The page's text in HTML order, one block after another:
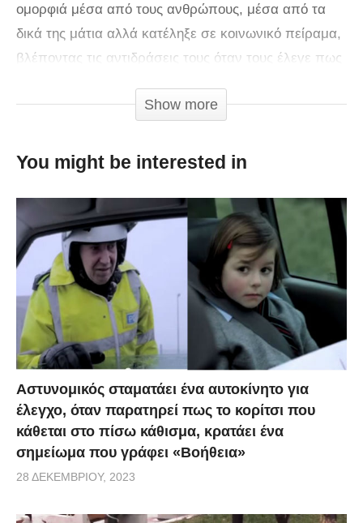
ομορφιά μέσα από τους ανθρώπους, μέσα από τα
δικά της μάτια αλλά κατέληξε σε κοινωνικό πείραμα,
βλέποντας τις αντιδράσεις τους όταν τους έλεγε πως
Show more
You might be interested in
Αστυνομικός σταματάει ένα αυτοκίνητο για
έλεγχο, όταν παρατηρεί πως το κορίτσι που
κάθεται στο πίσω κάθισμα, κρατάει ένα
σημείωμα που γράφει «Βοήθεια»
28 ΔΕΚΕΜΒΡΊΟΥ, 2023